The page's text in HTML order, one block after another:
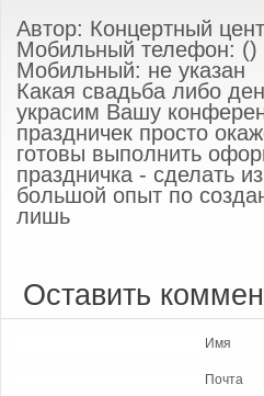
Автор: Концертный
Мобильный телефон: ()
Мобильный: не указан
Какая свадьба либо
украсим Вашу
праздничек просто
готовы выполнить
праздничка - сделать
большой опыт по
лишь
Оставить
Имя
Почта